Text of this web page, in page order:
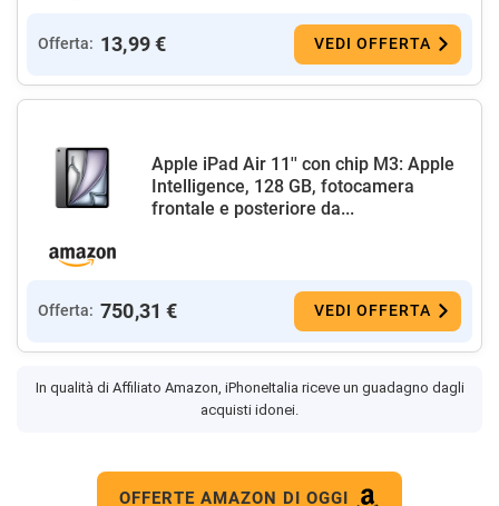
Offerta: 13,99 € VEDI OFFERTA
Apple iPad Air 11'' con chip M3: Apple
Intelligence, 128 GB, fotocamera
frontale e posteriore da...
Offerta: 750,31 € VEDI OFFERTA
In qualità di Affiliato Amazon, iPhoneItalia riceve un guadagno dagli
acquisti idonei.
OFFERTE AMAZON DI OGGI